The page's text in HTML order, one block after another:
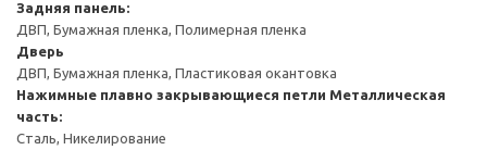
Задняя панель:
ДВП, Бумажная пленка, Полимерная пленка
Дверь
ДВП, Бумажная пленка, Пластиковая окантовка
Нажимные плавно закрывающиеся петли Металлическая
часть:
Сталь, Никелирование